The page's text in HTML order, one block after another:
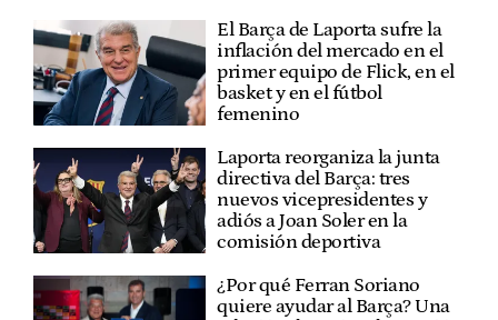
El Barça de Laporta sufre la
inflación del mercado en el
primer equipo de Flick, en el
basket y en el fútbol
femenino
Laporta reorganiza la junta
directiva del Barça: tres
nuevos vicepresidentes y
adiós a Joan Soler en la
comisión deportiva
¿Por qué Ferran Soriano
quiere ayudar al Barça? Una